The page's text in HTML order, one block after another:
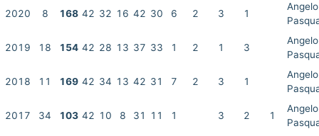
2020 8 168 42 32 16 42 30 6 2 3 1
2019 18 154 42 28 13 37 33 1 2 1 3
2018 11 169 42 34 13 42 31 7 2 3 1
2017 34 103 42 10 8 31 11 1 3 2 1